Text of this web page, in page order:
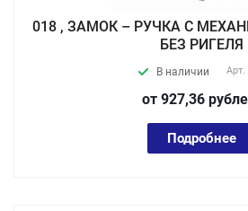
018 , ЗАМОК – РУЧКА С
БЕЗ РИГЕЛЯ
В наличии Арт.
от 927,36 руб
Подробнее